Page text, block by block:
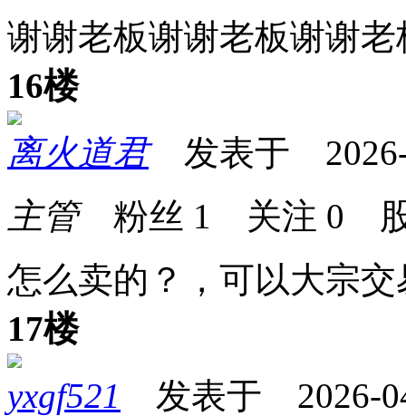
谢谢老板谢谢老板谢谢
16楼
离火道君发表于 2026-
主管粉丝 1 关注 0
怎么卖的？，可以大宗
17楼
yxgf521
发表于 2026-